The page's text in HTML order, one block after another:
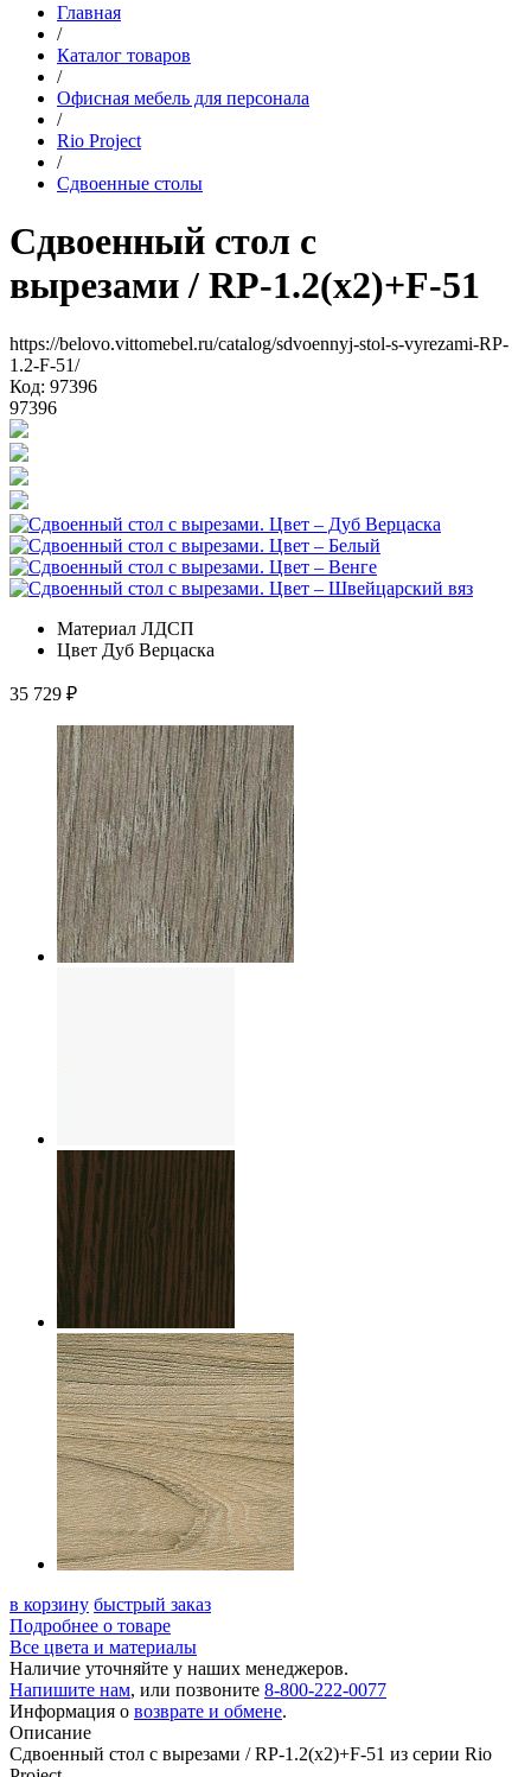
Главная
/
Каталог товаров
/
Офисная мебель для персонала
/
Rio Project
/
Сдвоенные столы
Сдвоенный стол с
вырезами / RP-1.2(x2)+F-51
https://belovo.vittomebel.ru/catalog/sdvoennyj-stol-s-vyrezami-RP-
1.2-F-51/
Код: 97396
97396
Материал ЛДСП
Цвет Дуб Верцаска
35 729 ₽
в корзину быстрый заказ
Подробнее о товаре
Все цвета и материалы
Наличие уточняйте у наших менеджеров.
Напишите нам, или позвоните 8-800-222-0077
Информация о возврате и обмене.
Описание
Сдвоенный стол с вырезами / RP-1.2(x2)+F-51 из серии Rio